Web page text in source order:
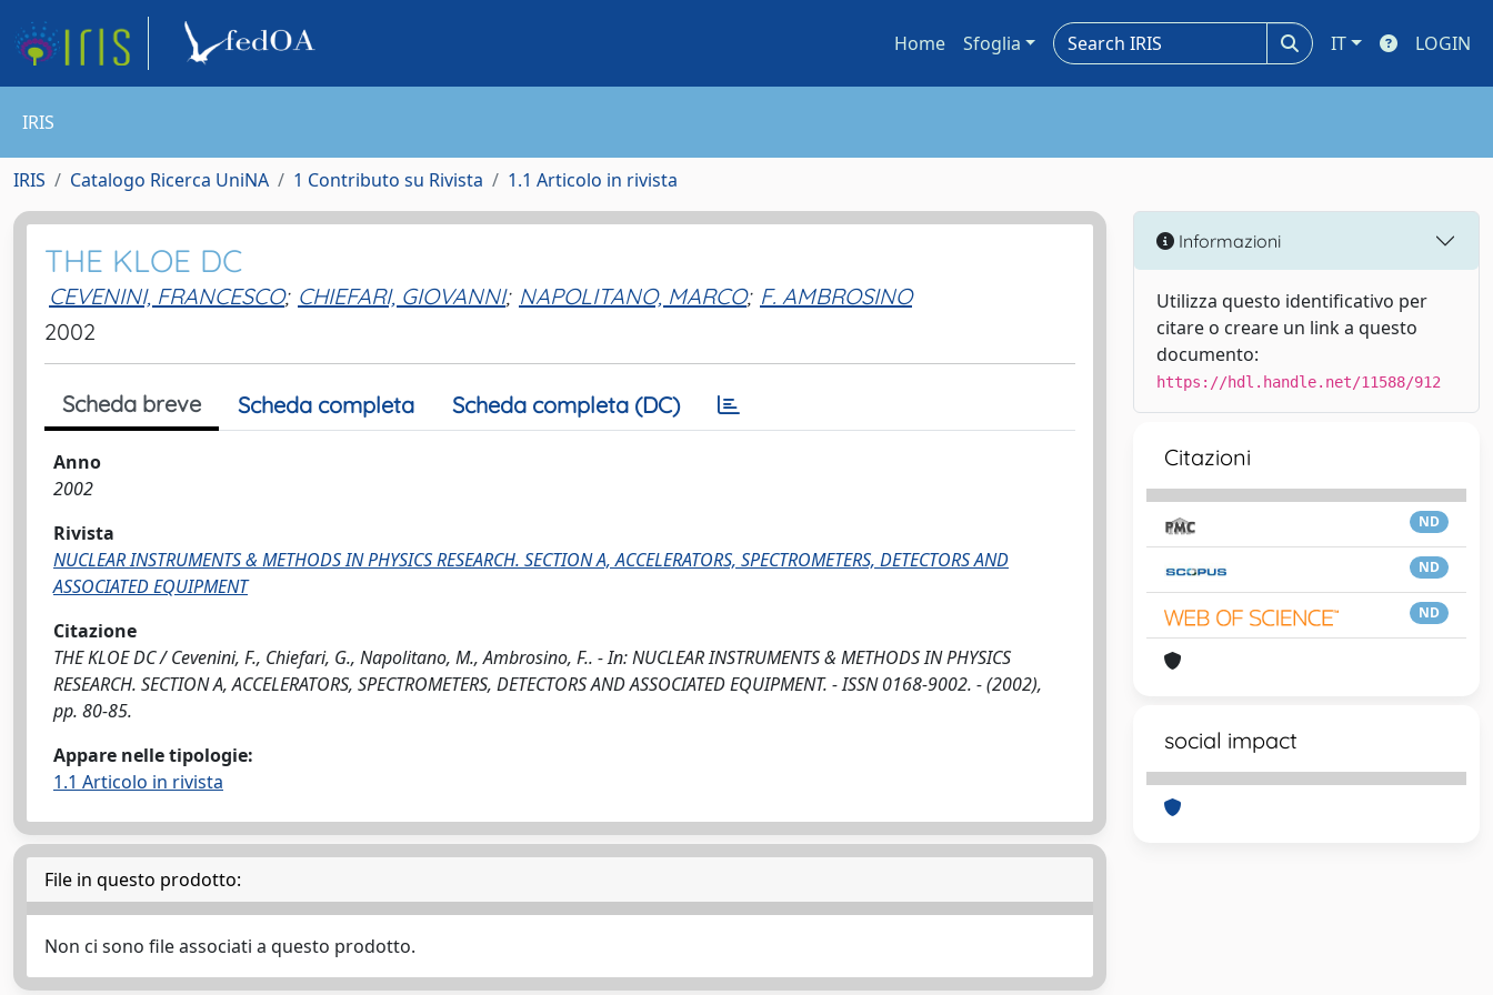
Home Sfoglia IT LOGIN
IRIS
IRIS Catalogo Ricerca UniNA 1 Contributo su Rivista 1.1 Articolo in rivista
THE KLOE DC
CEVENINI, FRANCESCO; CHIEFARI, GIOVANNI; NAPOLITANO, MARCO; F. AMBROSINO
2002
Scheda breve Scheda completa Scheda completa (DC)
Anno
2002
Rivista
NUCLEAR INSTRUMENTS & METHODS IN PHYSICS RESEARCH. SECTION A, ACCELERATORS, SPECTROMETERS, DETECTORS AND
ASSOCIATED EQUIPMENT
Citazione
THE KLOE DC / Cevenini, F., Chiefari, G., Napolitano, M., Ambrosino, F.. - In: NUCLEAR INSTRUMENTS & METHODS IN PHYSICS
RESEARCH. SECTION A, ACCELERATORS, SPECTROMETERS, DETECTORS AND ASSOCIATED EQUIPMENT. - ISSN 0168-9002. - (2002),
pp. 80-85.
Appare nelle tipologie:
1.1 Articolo in rivista
File in questo prodotto:
Non ci sono file associati a questo prodotto.
Informazioni
Utilizza questo identificativo per
citare o creare un link a questo
documento:
https://hdl.handle.net/11588/912
Citazioni
ND
ND
ND
social impact